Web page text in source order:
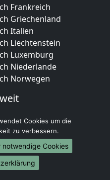
Frankreich
Griechenland
Italien
Liechtenstein
Luxemburg
Niederlande
Norwegen
Hamburg
München
Köln
Frankfurt am Main
Stuttgart
Cookies um die
zu verbessern.
notwendige Cookies